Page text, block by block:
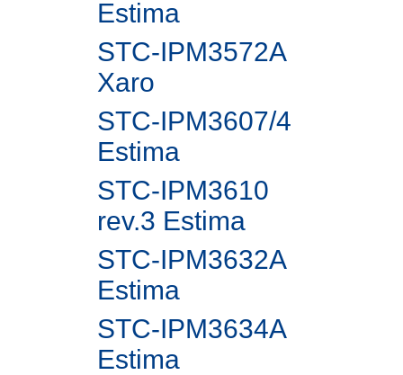
Estima
STC-IPM3572A
Xaro
STC-IPM3607/4
Estima
STC-IPM3610
rev.3 Estima
STC-IPM3632A
Estima
STC-IPM3634A
Estima